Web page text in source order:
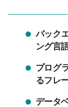
バック
ング言
プログ
るフレ
データ